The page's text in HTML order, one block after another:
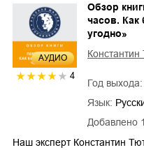
AУДИО
4
Добавлено
Обзор
часов. Как
угодно»
Год выхода:
Язык:
Наш эксперт Константин